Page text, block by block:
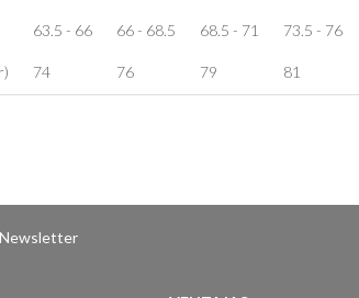
63.5 - 66 66 - 68.5 68.5 - 71 73.5 - 76
74 76 79 81